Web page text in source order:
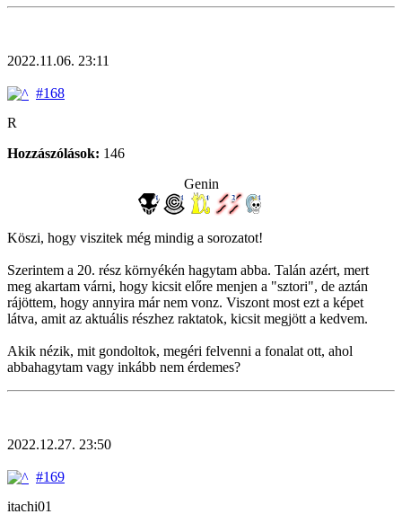
2022.11.06. 23:11
#168
R
Hozzászólások: 146
Genin
Köszi, hogy viszitek még mindig a sorozatot!
Szerintem a 20. rész környékén hagytam abba. Talán azért, mert
meg akartam várni, hogy kicsit előre menjen a "sztori", de aztán
rájöttem, hogy annyira már nem vonz. Viszont most ezt a képet
látva, amit az aktuális részhez raktatok, kicsit megjött a kedvem.
Akik nézik, mit gondoltok, megéri felvenni a fonalat ott, ahol
abbahagytam vagy inkább nem érdemes?
2022.12.27. 23:50
#169
itachi01